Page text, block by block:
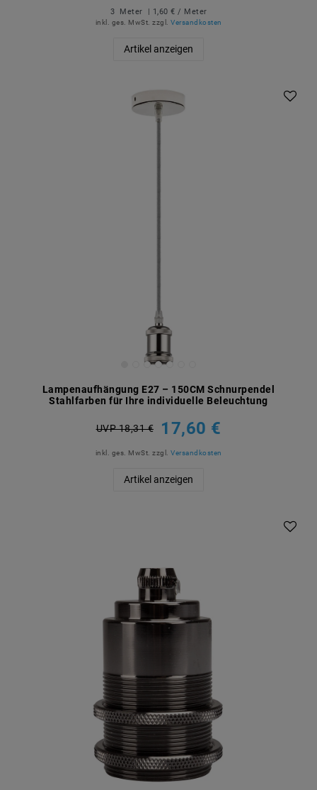
3 Meter | 1,60 € / Meter
inkl. ges. MwSt. zzgl. Versandkosten
Artikel anzeigen
Lampenaufhängung E27 – 150CM Schnurpendel
Stahlfarben für Ihre individuelle Beleuchtung
UVP 18,31 € 17,60 €
inkl. ges. MwSt. zzgl. Versandkosten
Artikel anzeigen